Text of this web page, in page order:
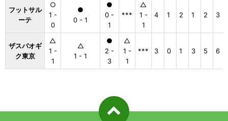
フットサル
ーテ
○
1 -
0
●
0 - 1
●
0 -
1
***
△
1 -
1
4 1 2 1 2 3
ザスパオギ
ク東京
△
1 -
1
△
1 - 1
●
2 -
3
△
1 -
1
*** 3 0 1 3 5 6